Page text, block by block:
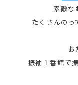
素敵な
たくさんの
お
振袖１番館で